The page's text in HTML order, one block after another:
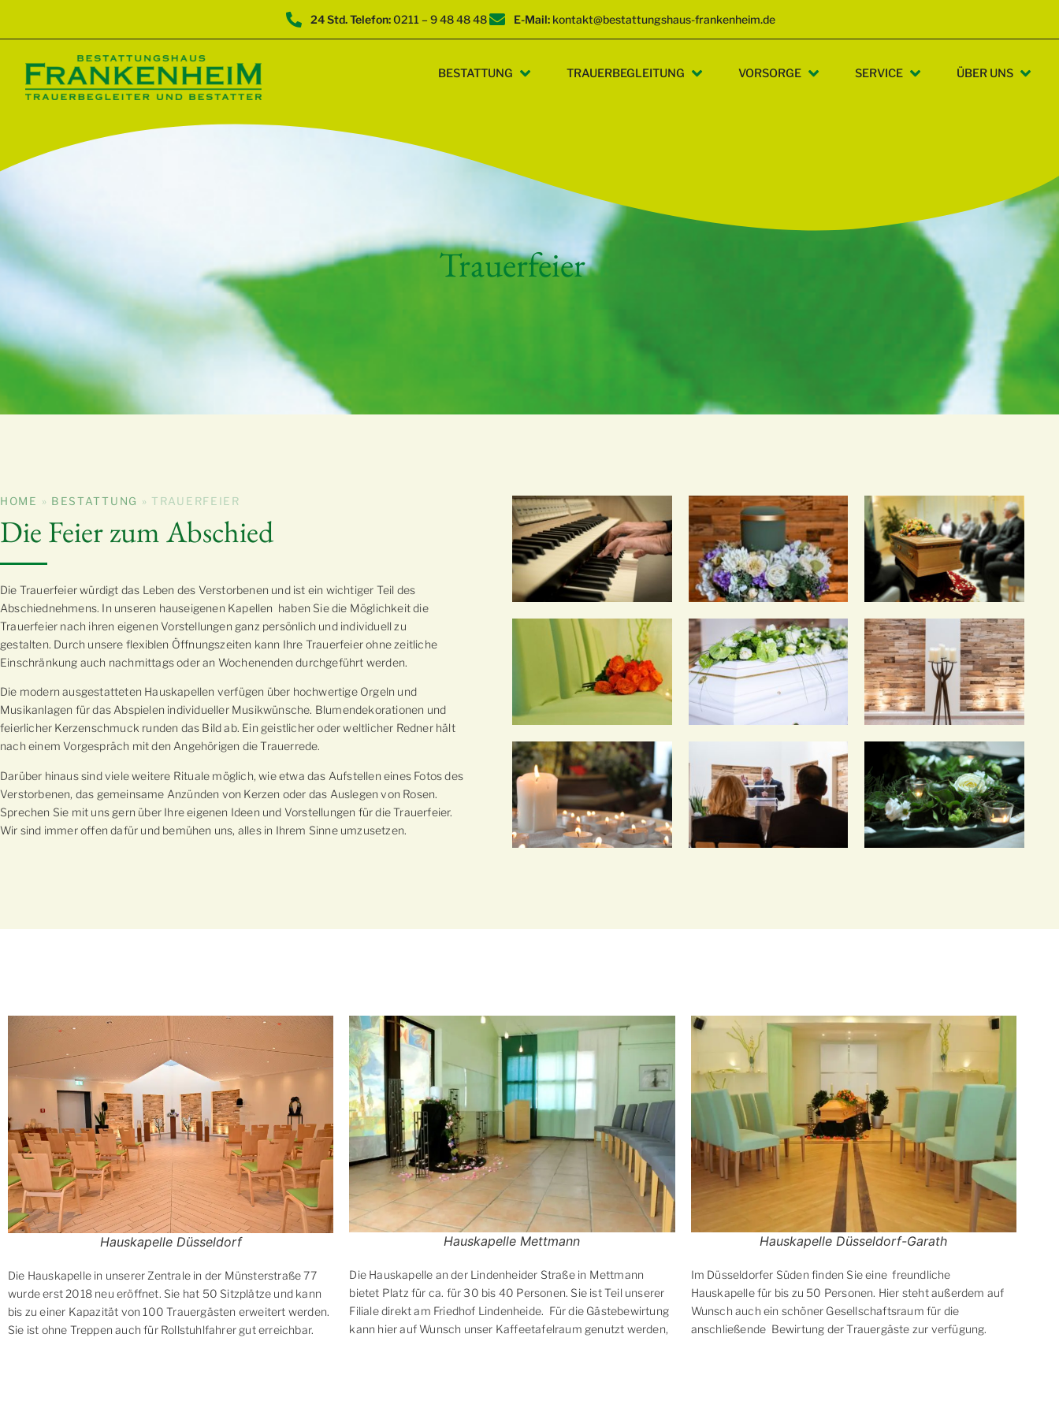
24 Std. Telefon:0211 – 9 48 48 48 E-Mail: kontakt@bestattungshaus-frankenheim.de
BESTATTUNG TRAUERBEGLEITUNG VORSORGE SERVICE ÜBER UNS
Trauerfeier
HOME » BESTATTUNG »TRAUERFEIER
Die Feier zum Abschied
Die Trauerfeier würdigt das Leben des Verstorbenen und ist ein wichtiger Teil des
Abschiednehmens. In unseren hauseigenen Kapellen haben Sie die Möglichkeit die
Trauerfeier nach ihren eigenen Vorstellungen ganz persönlich und individuell zu
gestalten. Durch unsere flexiblen Öffnungszeiten kann Ihre Trauerfeier ohne zeitliche
Einschränkung auch nachmittags oder an Wochenenden durchgeführt werden.
Die modern ausgestatteten Hauskapellen verfügen über hochwertige Orgeln und
Musikanlagen für das Abspielen individueller Musikwünsche. Blumendekorationen und
feierlicher Kerzenschmuck runden das Bild ab. Ein geistlicher oder weltlicher Redner hält
nach einem Vorgespräch mit den Angehörigen die Trauerrede.
Darüber hinaus sind viele weitere Rituale möglich, wie etwa das Aufstellen eines Fotos des
Verstorbenen, das gemeinsame Anzünden von Kerzen oder das Auslegen von Rosen.
Sprechen Sie mit uns gern über Ihre eigenen Ideen und Vorstellungen für die Trauerfeier.
Wir sind immer offen dafür und bemühen uns, alles in Ihrem Sinne umzusetzen.
Hauskapelle Düsseldorf
Die Hauskapelle in unserer Zentrale in der Münsterstraße 77
wurde erst 2018 neu eröffnet. Sie hat 50 Sitzplätze und kann
bis zu einer Kapazität von 100 Trauergästen erweitert werden.
Sie ist ohne Treppen auch für Rollstuhlfahrer gut erreichbar.
Hauskapelle Mettmann
Die Hauskapelle an der Lindenheider Straße in Mettmann
bietet Platz für ca. für 30 bis 40 Personen. Sie ist Teil unserer
Filiale direkt am Friedhof Lindenheide. Für die Gästebewirtung
kann hier auf Wunsch unser Kaffeetafelraum genutzt werden,
Hauskapelle Düsseldorf-Garath
Im Düsseldorfer Süden finden Sie eine freundliche
Hauskapelle für bis zu 50 Personen. Hier steht außerdem auf
Wunsch auch ein schöner Gesellschaftsraum für die
anschließende Bewirtung der Trauergäste zur verfügung.